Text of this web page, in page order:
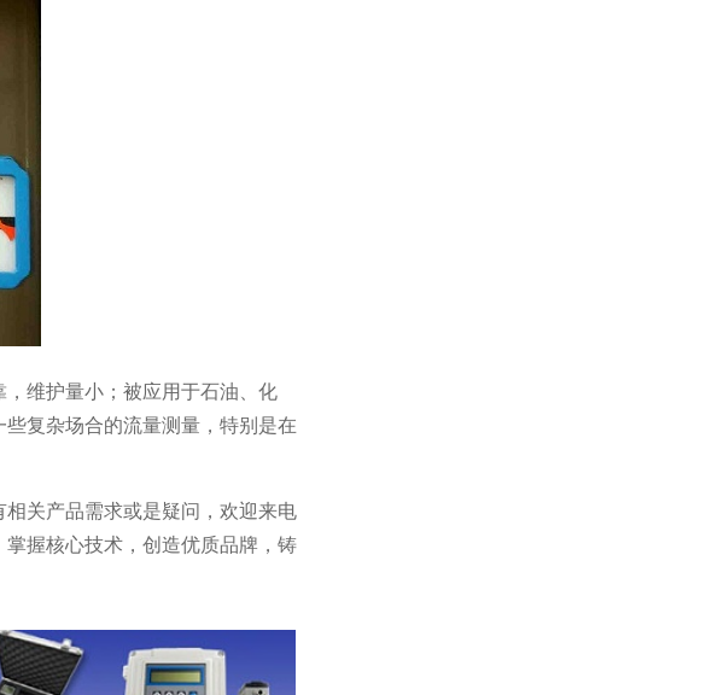
维护量小；被应用于石油、化
复杂场合的流量测量，特别是在
关产品需求或是疑问，欢迎来电
握核心技术，创造优质品牌，铸